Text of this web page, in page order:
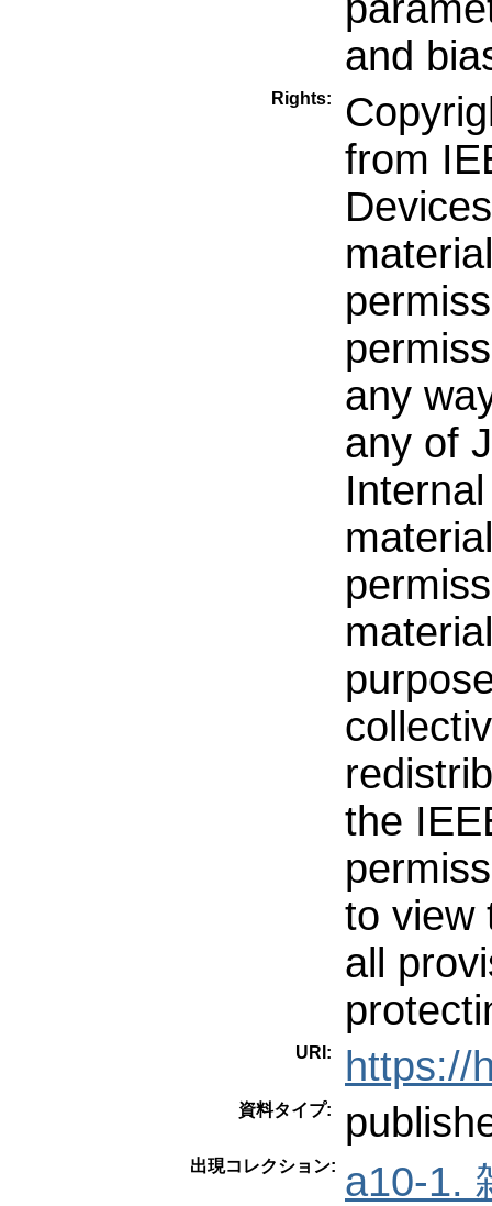
and
Rights:
from
any
any of
the
to view
all
URI: https://
資料タイプ:
出現コレクション: a10-1.